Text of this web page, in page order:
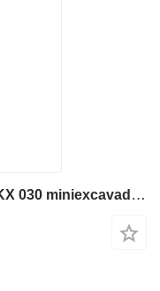
Joystick hidráulico para Kubota KX 030 miniexcavadora